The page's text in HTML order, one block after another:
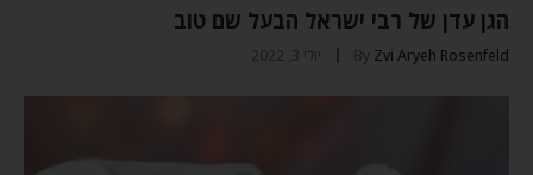
הגן עדן של רבי ישראל הבעל שם טוב
By Zvi Aryeh Rosenfeld יולי 3, 2022